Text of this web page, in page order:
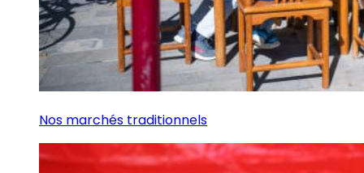
Nos marchés traditionnels